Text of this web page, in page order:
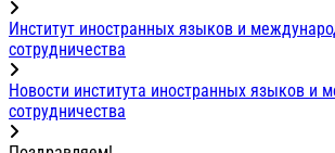
Институт иностранных языков и
сотрудничества
Новости института иностранных языков и
сотрудничества